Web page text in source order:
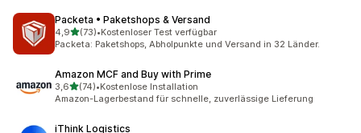
Packeta • Paketshops & Versand
4,9von 5 Sternen
(73)
73 Rezensionen insgesamt
•Kostenloser Test verfügbar
Packeta: Paketshops, Abholpunkte und Versand in 32 Länder.
Amazon MCF and Buy with Prime
3,6von 5 Sternen
(74)
74 Rezensionen insgesamt
•Kostenlose Installation
Amazon-Lagerbestand für schnelle, zuverlässige Lieferung
iThink Logistics